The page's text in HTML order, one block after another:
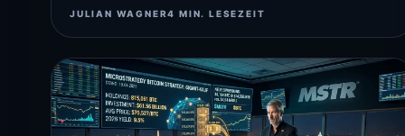
JULIAN WAGNER4 MIN. LESEZEIT